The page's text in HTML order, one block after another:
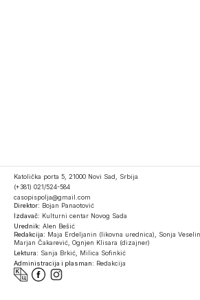
Katolička porta 5, 21000 Novi Sad, Srbija
(+381) 021/524-584
casopispolja@gmail.com
Direktor: Bojan Panaotović
Izdavač: Kulturni centar Novog Sada
Urednik: Alen Bešić
Redakcija: Maja Erdeljanin (likovna urednica), Sonja
Marjan Čakarević, Ognjen Klisara (dizajner)
Lektura: Sanja Brkić, Milica Sofinkić
Administracija i plasman: Redakcija